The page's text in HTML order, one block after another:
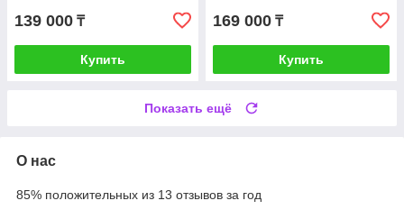
139 000 ₸
Купить
169 000 ₸
Купить
Показать ещё
О нас
85% положительных из 13 отзывов за год